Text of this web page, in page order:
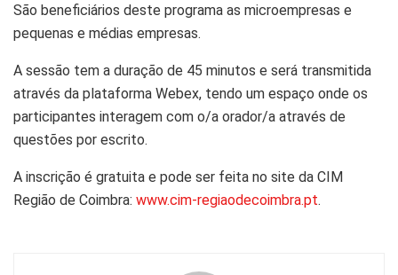
São beneficiários deste programa as microempresas e
pequenas e médias empresas.
A sessão tem a duração de 45 minutos e será transmitida
através da plataforma Webex, tendo um espaço onde os
participantes interagem com o/a orador/a através de
questões por escrito.
A inscrição é gratuita e pode ser feita no site da CIM
Região de Coimbra: www.cim-regiaodecoimbra.pt.